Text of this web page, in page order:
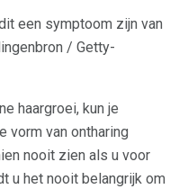
een symptoom zijn van
/ Getty-
haargroei, kun je
vorm van ontharing
nooit zien als u voor
u het nooit belangrijk om